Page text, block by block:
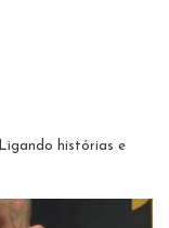
Ligando histórias e